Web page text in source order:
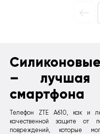
– лучшая
смартфона
Телефон ZTE A610, как и
качественной защите от
повреждений, которые